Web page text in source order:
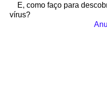
E, como faço para
vírus?